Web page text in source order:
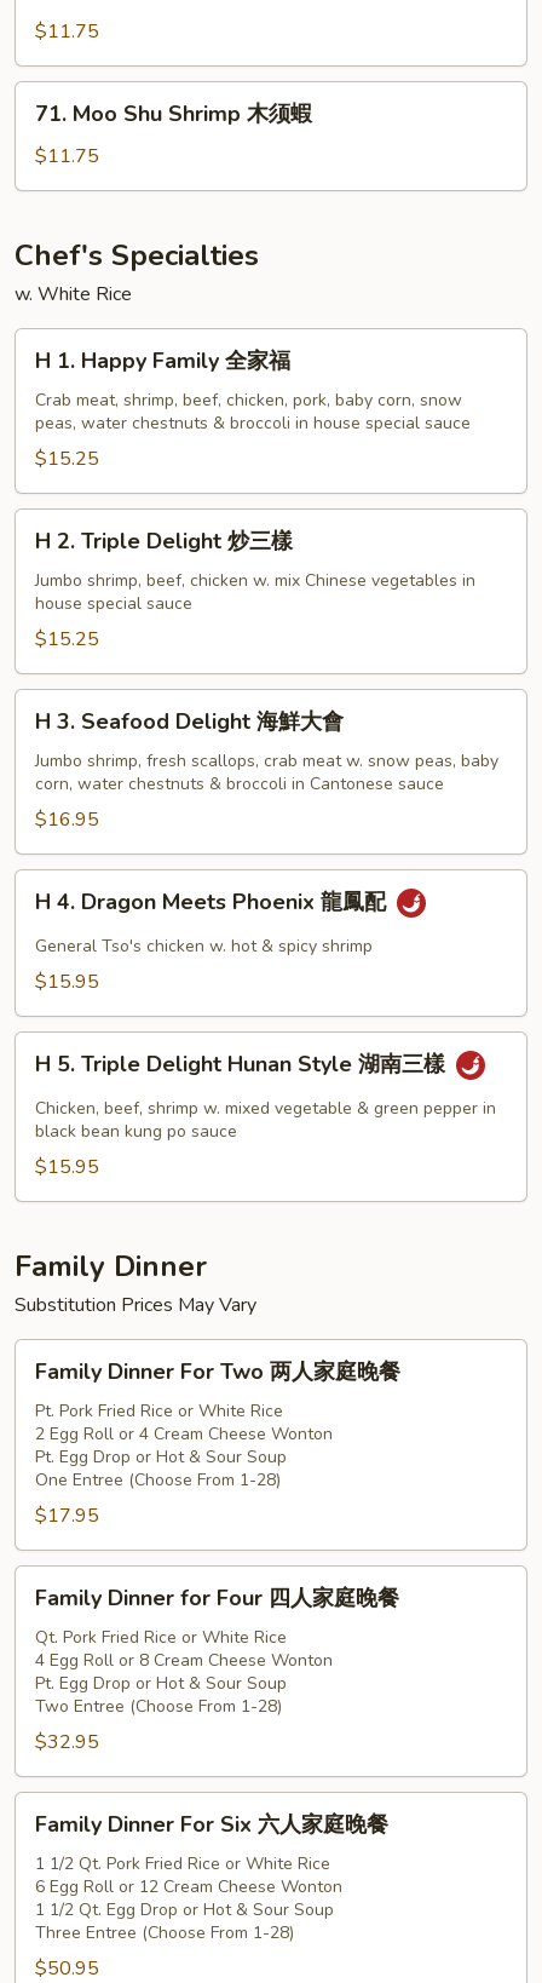
Shu
Pork
木
$11.75
71.
Moo
Shu
Shrimp
须
蝦
71. Moo Shu Shrimp 木须蝦
$11.75
Chef's Specialties
w. White Rice
H
Happy
Family
家
福
H 1. Happy Family 全家福
Crab meat, shrimp, beef, chicken, pork, baby corn, snow
peas, water chestnuts & broccoli in house special sauce
$15.25
H
Triple
Delight
三
樣
H 2. Triple Delight 炒三樣
Jumbo shrimp, beef, chicken w. mix Chinese vegetables in
house special sauce
$15.25
H
Seafood
Delight
鮮
大
H 3. Seafood Delight 海鮮大會
Jumbo shrimp, fresh scallops, crab meat w. snow peas, baby
corn, water chestnuts & broccoli in Cantonese sauce
$16.95
H
Dragon
Meets
Phoenix
龍
H 4. Dragon Meets Phoenix 龍鳳配
General Tso's chicken w. hot & spicy shrimp
$15.95
H
Triple
Delight
Hunan
Style
南
三
樣
H 5. Triple Delight Hunan Style 湖南三樣
Chicken, beef, shrimp w. mixed vegetable & green pepper in
black bean kung po sauce
$15.95
Family Dinner
Substitution Prices May Vary
Family
Dinner
For
Two
庭
Family Dinner For Two 两人家庭晚餐
Pt. Pork Fried Rice or White Rice
2 Egg Roll or 4 Cream Cheese Wonton
Pt. Egg Drop or Hot & Sour Soup
One Entree (Choose From 1-28)
$17.95
Family
Dinner
for
Four
庭
Family Dinner for Four 四人家庭晚餐
Qt. Pork Fried Rice or White Rice
4 Egg Roll or 8 Cream Cheese Wonton
Pt. Egg Drop or Hot & Sour Soup
Two Entree (Choose From 1-28)
$32.95
Family
Dinner
For
Six
Family Dinner For Six 六人家庭晚餐
1 1/2 Qt. Pork Fried Rice or White Rice
6 Egg Roll or 12 Cream Cheese Wonton
1 1/2 Qt. Egg Drop or Hot & Sour Soup
Three Entree (Choose From 1-28)
$50.95